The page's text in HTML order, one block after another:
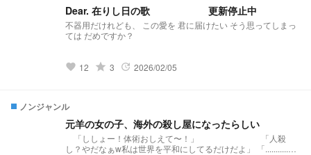
Dear. 在りし日の歌 更新停止中
不器用だけれども、 この愛を 君に届けたい そう思ってしまっ
ては だめですか？
favorite 12 grade 3 update 2026/02/05
ノンジャンル
元羊の女の子、海外の殺し屋になったらしい
「ししょー！体術おしえて〜！」 「人殺
し？やだなぁw私は世界を平和にしてるだけだよ」 「...........助